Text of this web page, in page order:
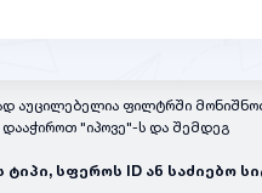
აუცილებელია ფილტრში
"იპოვე"-ს და შემდეგ
ტიპი, სფეროს ID ან საძიებო